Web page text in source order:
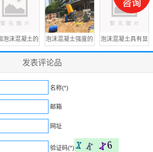
泡沫混凝土的
运用现状
泡沫混凝土强度的
影响因素分析
泡沫混凝土具有显
著的经济效益
发表评论品
名称(*)
邮箱
网址
验证码(*)